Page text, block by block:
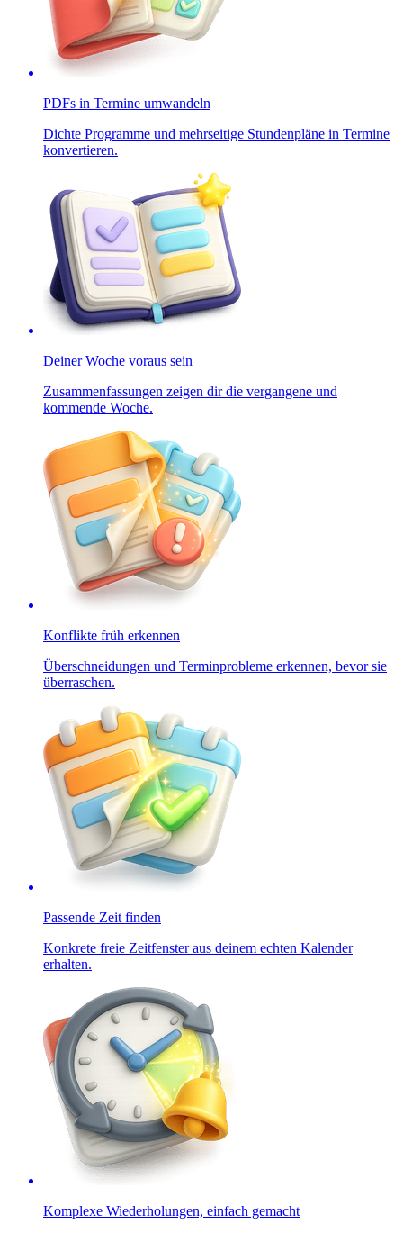
PDFs in Termine umwandeln
Dichte Programme und mehrseitige Stundenpläne in Termine
konvertieren.
Deiner Woche voraus sein
Zusammenfassungen zeigen dir die vergangene und
kommende Woche.
Konflikte früh erkennen
Überschneidungen und Terminprobleme erkennen, bevor sie
überraschen.
Passende Zeit finden
Konkrete freie Zeitfenster aus deinem echten Kalender
erhalten.
Komplexe Wiederholungen, einfach gemacht